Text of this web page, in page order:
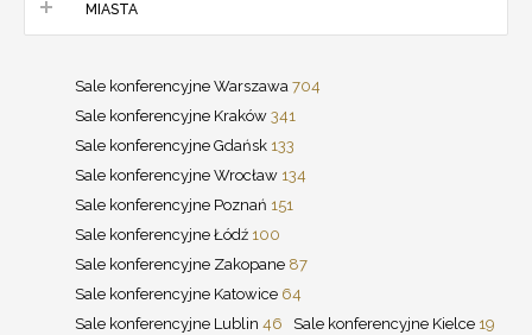
MIASTA
Sale konferencyjne Warszawa 704
Sale konferencyjne Kraków 341
Sale konferencyjne Gdańsk 133
Sale konferencyjne Wrocław 134
Sale konferencyjne Poznań 151
Sale konferencyjne Łódź 100
Sale konferencyjne Zakopane 87
Sale konferencyjne Katowice 64
Sale konferencyjne Lublin 46 Sale konferencyjne Kielce 19